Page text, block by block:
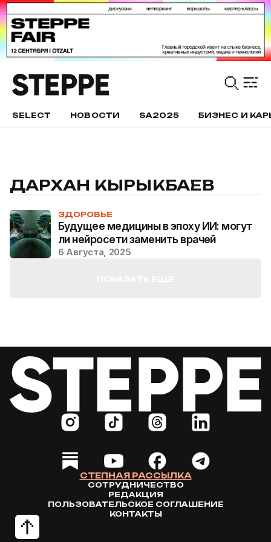
SELECT НОВОСТИ SA2025 БИЗНЕС И
ДАРХАН КЫРЫКБАЕВ
ЗДОРОВЬЕ
Будущее медицины в эпоху ИИ: могут
ли нейросети заменить врачей
6 Августа, 2025
СТЕПНАЯ РАССЫЛКА
СОТРУДНИЧЕСТВО
РЕДАКЦИЯ
ПОЛЬЗОВАТЕЛЬСКОЕ СОГЛАШЕНИЕ
КОНТАКТЫ